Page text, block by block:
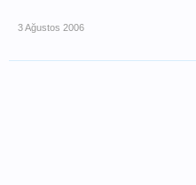
3 Ağustos 2006